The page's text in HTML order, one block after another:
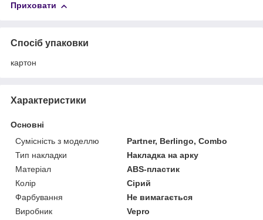
Приховати
Спосіб упаковки
картон
Характеристики
Основні
Сумісність з моделлю
Partner, Berlingo, Combo
Тип накладки
Накладка на арку
Матеріал
ABS-пластик
Колір
Сірий
Фарбування
Не вимагається
Виробник
Vepro